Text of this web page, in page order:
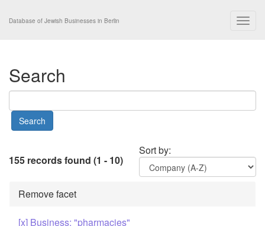
Database of Jewish Businesses in Berlin
Search
Sort by:
155 records found (1 - 10)
Remove facet
[x] Business: "pharmacies"